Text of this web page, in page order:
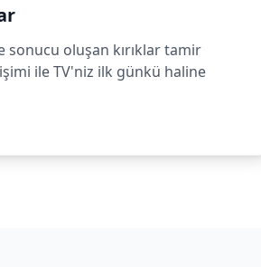
sonucu oluşan kırıklar tamir
ile TV'niz ilk günkü haline